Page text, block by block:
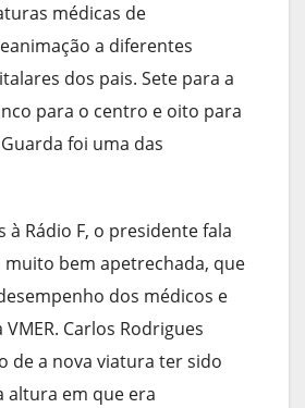
médicas de
a diferentes
dos pais. Sete para a
para o centro e oito para
foi uma das
à Rádio F, o presidente fala
muito bem apetrechada, que
dos médicos e
Carlos Rodrigues
de a nova viatura ter sido
em que era